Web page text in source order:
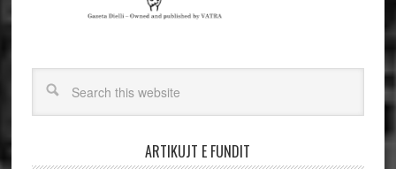
ARTIKUJT E FUNDIT